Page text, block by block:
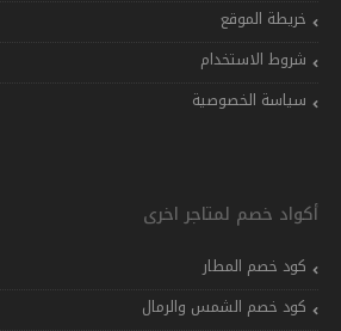
خريطة الموقع
شروط الاستخدام
سياسة الخصوصية
أكواد خصم لمتاجر اخرى
كود خصم المطار
كود خصم الشمس والرمال